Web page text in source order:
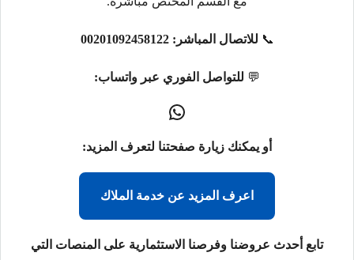
📞 للاتصال المباشر: 00201092458122
💬 للتواصل الفوري عبر واتساب:
أو يمكنك زيارة صفحتنا لتعرف المزيد:
اعرف المزيد عن خدمة الملاك
تابع أحدث عروضنا وفرصنا الاستثمارية على المنصات التي